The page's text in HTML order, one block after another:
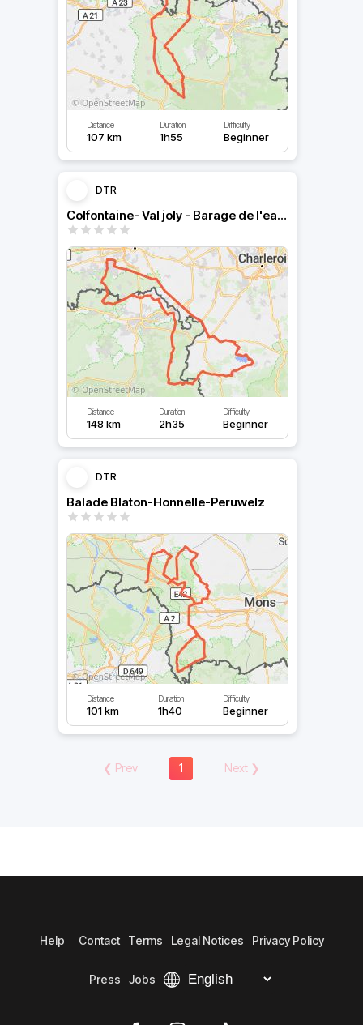
Distance
107 km
Duration
1h55
Difficulty
Beginner
DTR
Colfontaine- Val joly - Barage de l'eau d'heure
Distance
148 km
Duration
2h35
Difficulty
Beginner
DTR
Balade Blaton-Honnelle-Peruwelz
Distance
101 km
Duration
1h40
Difficulty
Beginner
❮ Prev 1 Next ❯
Help Contact Terms Legal Notices Privacy Policy
Press Jobs